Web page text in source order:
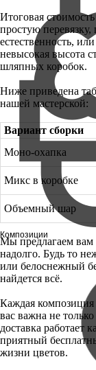
Композиции
Итоговая
простую перевязку,
естественность,
невысокая высота
шляпных коробок.
Ниже приведена
нашей мастерской:
Вариант сборки
Моно-охапка
Микс в коробке
Объемный шар
Мы предлагаем вам
надолго. Будь то
или белоснежный
найдется всё.
Каждая
вас важна не
доставка работает
приятный
жизни цветов.